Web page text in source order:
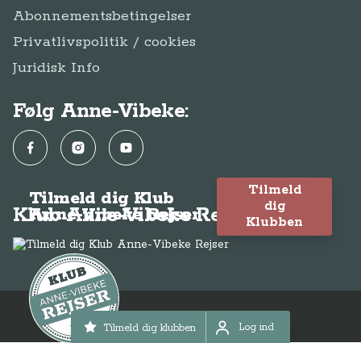
Tilmeld dig klubben Log ind
Log ind
Abonnementsbetingelser
Privatlivspolitik / cookies
Juridisk Info
Følg Anne-Vibeke:
FacebookInstagramYouTube
Klub Anne-Vibeke Rejser
Tilmeld dig Klub
Anne-Vibeke Rejser
Tilmeld
dig
Klubben
© Anne-Vibeke Rejser 2026